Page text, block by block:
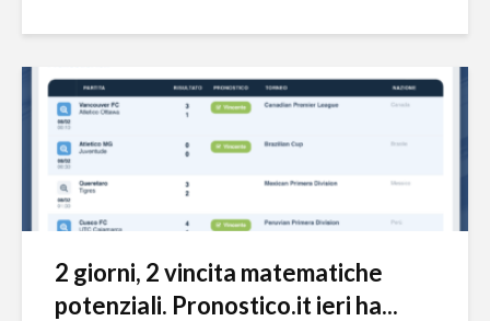
2 giorni, 2 vincita matematiche
potenziali. Pronostico.it ieri ha...